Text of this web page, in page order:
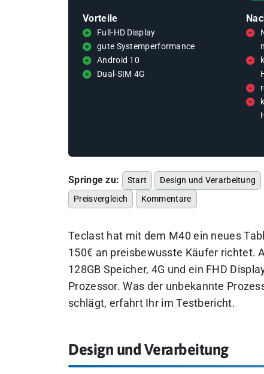
Vorteile
Full-HD Display
gute Systemperformance
Android 10
Dual-SIM 4G
Springe zu: Start Design und Verarbeitung
Preisvergleich
Kommentare
Teclast hat mit dem M40 ein neues
150€ an preisbewusste Käufer richtet.
128GB Speicher, 4G und ein FHD
Prozessor. Was der unbekannte
schlägt, erfahrt Ihr im Testbericht.
Design und Verarbeitung